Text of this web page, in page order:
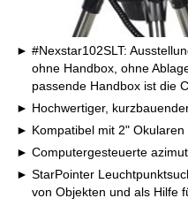
#Nexstar102SLT:
ohne Handbox, ohne
passende Handbox ist die
Hochwertiger,
Kompatibel mit 2"
Computergesteuerte
StarPointer
von Objekten und als Hilfe